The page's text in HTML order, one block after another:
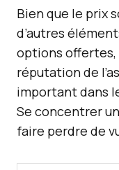
Bien que le prix
d’autres
options
réputation de
important dans
Se concentrer
faire perdre de